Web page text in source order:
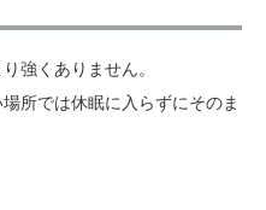
強くありません。
所では休眠に入らずにそのま